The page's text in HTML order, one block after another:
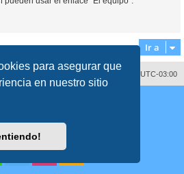
para asegurar que
en nuestro sitio
Ir a
Todos los horarios son UTC-03:00
Borrar cookies
© phpBB Limited